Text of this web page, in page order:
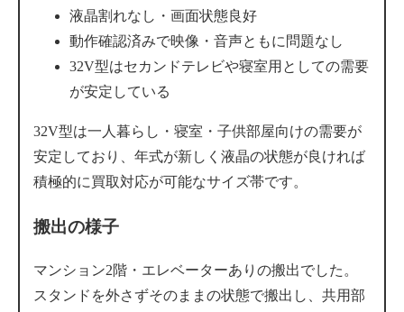
液晶割れなし・画面状態良好
動作確認済みで映像・音声ともに問題なし
32V型はセカンドテレビや寝室用としての需要
が安定している
32V型は一人暮らし・寝室・子供部屋向けの需要が
安定しており、年式が新しく液晶の状態が良ければ
積極的に買取対応が可能なサイズ帯です。
搬出の様子
マンション2階・エレベーターありの搬出でした。
スタンドを外さずそのままの状態で搬出し、共用部